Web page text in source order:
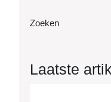
Zoeken
Laatste